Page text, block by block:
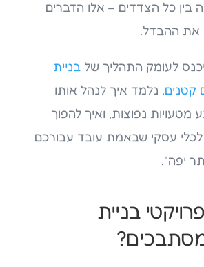
בין כל הצדדים – אלו הדברים
את ההבדל.
לעומק התהליך של בניית
קטנים, נלמד איך לנהל אותו
מטעויות נפוצות, ואיך להפוך
עסקי שבאמת עובד עבורכם
יפה".
בניית